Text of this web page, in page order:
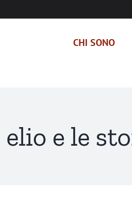
CHI SONO
elio e le